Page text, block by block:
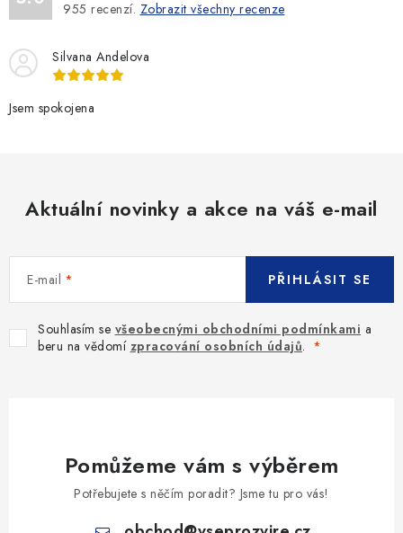
955 recenzí. Zobrazit všechny recenze
Silvana Andelova
Jsem spokojena
Aktuální novinky a akce na váš e-mail
E-mail
Souhlasím se všeobecnými obchodními podmínkami a
beru na vědomí zpracování osobních údajů.
PŘIHLÁSIT SE
Pomůžeme vám s výběrem
Potřebujete s něčím poradit? Jsme tu pro vás!